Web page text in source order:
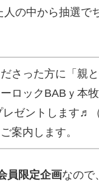
の中から抽選で
さった方に「親
ロックBABｙ本
ゼントします♬
案内します。
員限定企画なので